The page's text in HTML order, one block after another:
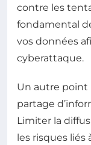
contre les
fondamental
vos données
cyberattaque.
Un autre point
partage
Limiter la
les risques liés